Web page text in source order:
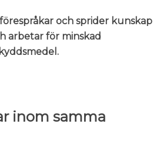
och sprider kunskap
arbetar för minskad
inom samma